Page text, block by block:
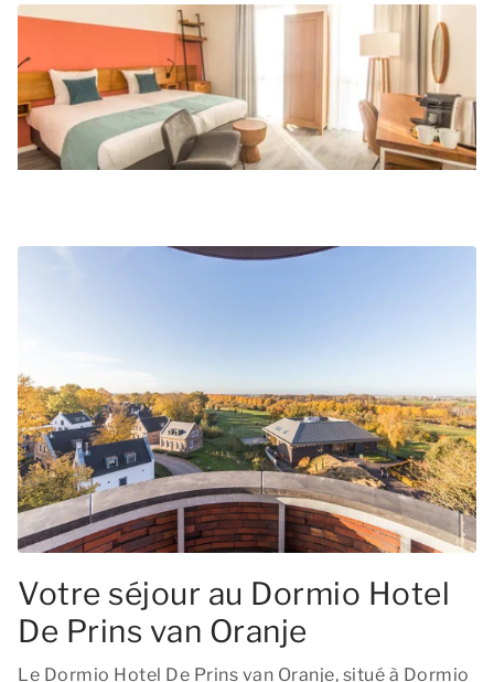
Votre séjour au Dormio Hotel
De Prins van Oranje
Le Dormio Hotel De Prins van Oranje, situé à Dormio